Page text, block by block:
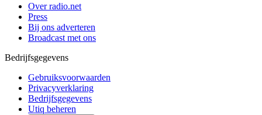
Over radio.net
Press
Bij ons adverteren
Broadcast met ons
Bedrijfsgegevens
Gebruiksvoorwaarden
Privacyverklaring
Bedrijfsgegevens
Utiq beheren